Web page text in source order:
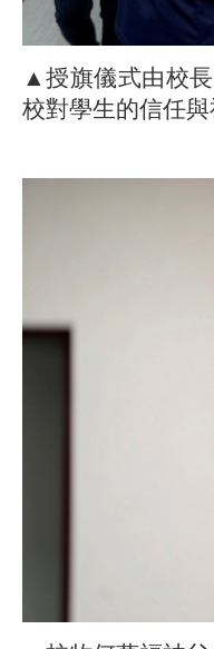
▲授旗儀式由校
校對學生的信任